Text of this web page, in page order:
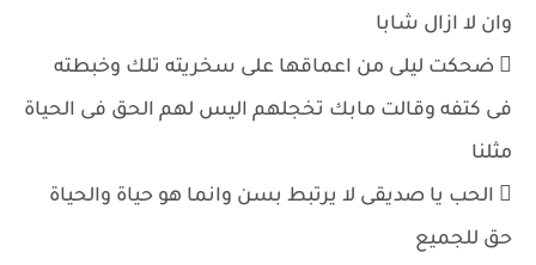
وان لا ازال شابا
 ضحكت ليلى من اعماقها على سخريته تلك وخبطته
فى كتفه وقالت مابك تخجلهم اليس لهم الحق فى الحياة
مثلنا
 الحب يا صديقى لا يرتبط بسن وانما هو حياة والحياة
حق للجميع